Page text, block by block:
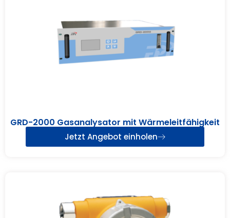
GRD-2000 Gasanalysator mit Wärmeleitfähigkeit
Jetzt Angebot einholen